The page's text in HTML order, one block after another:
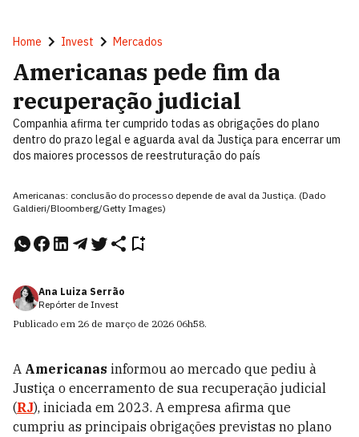
Home Invest Mercados
Americanas pede fim da
recuperação judicial
Companhia afirma ter cumprido todas as obrigações do plano
dentro do prazo legal e aguarda aval da Justiça para encerrar um
dos maiores processos de reestruturação do país
Americanas: conclusão do processo depende de aval da Justiça. (Dado
Galdieri/Bloomberg/Getty Images)
Ana Luiza Serrão
Repórter de Invest
Publicado em 26 de março de 2026 06h58.
A Americanas informou ao mercado que pediu à
Justiça o encerramento de sua recuperação judicial
(RJ), iniciada em 2023. A empresa afirma que
cumpriu as principais obrigações previstas no plano